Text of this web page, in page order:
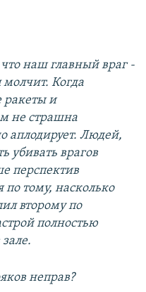
наш главный враг -
молчит. Когда
ракеты и
не страшна
аплодирует. Людей,
убивать врагов
перспектив
по тому, насколько
второму по
полностью
неправ?